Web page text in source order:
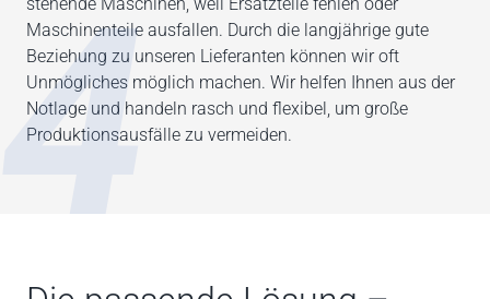
4
Maschinenteile ausfallen. Durch die langjährige gute
Beziehung zu unseren Lieferanten können wir oft
Unmögliches möglich machen. Wir helfen Ihnen aus der
Notlage und handeln rasch und flexibel, um große
Produktionsausfälle zu vermeiden.